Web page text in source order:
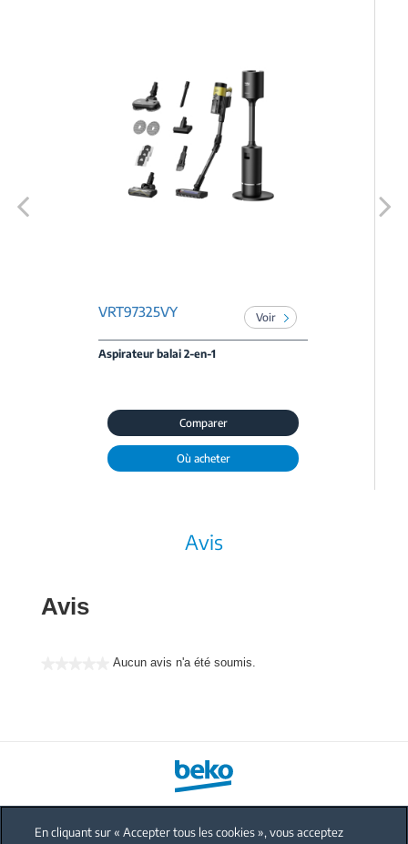
VRT97325VY Voir
Aspirateur balai 2-en-1
Comparer
Où acheter
Avis
Avis
Aucun avis n'a été soumis.
En cliquant sur « Accepter tous les cookies », vous acceptez